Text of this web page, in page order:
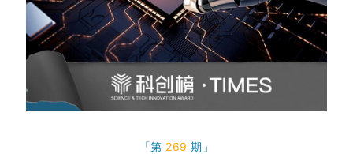
「第 269期」